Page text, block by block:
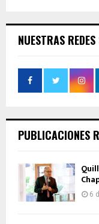
NUESTRAS
PUBLICACIONES
6